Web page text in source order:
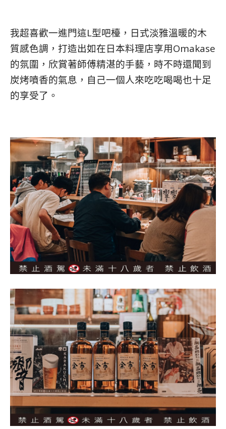
我超喜歡一進門這L型吧檯，日式淡雅溫暖的木
質感色調，打造出如在日本料理店享用Omakase
的氛圍，欣賞著師傅精湛的手藝，時不時還聞到
炭烤噴香的氣息，自己一個人來吃吃喝喝也十足
的享受了。